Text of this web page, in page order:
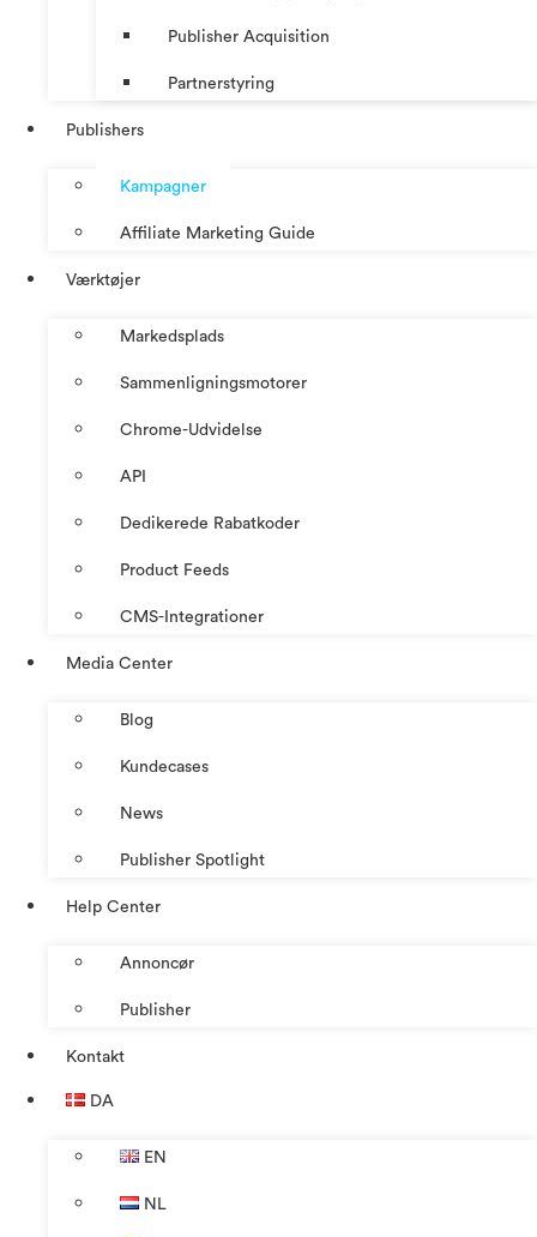
Publisher Acquisition
Partnerstyring
Publishers
Kampagner
Affiliate Marketing Guide
Værktøjer
Markedsplads
Sammenligningsmotorer
Chrome-Udvidelse
API
Dedikerede Rabatkoder
Product Feeds
CMS-Integrationer
Media Center
Blog
Kundecases
News
Publisher Spotlight
Help Center
Annoncør
Publisher
Kontakt
DA
EN
NL